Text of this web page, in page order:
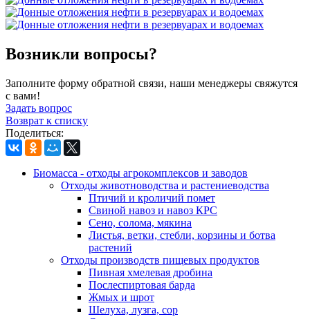
Возникли вопросы?
Заполните форму обратной связи, наши менеджеры свяжутся
с вами!
Задать вопрос
Возврат к списку
Поделиться:
Биомасса - отходы агрокомплексов и заводов
Отходы животноводства и растениеводства
Птичий и кроличий помет
Свиной навоз и навоз КРС
Сено, солома, мякина
Листья, ветки, стебли, корзины и ботва
растений
Отходы производств пищевых продуктов
Пивная хмелевая дробина
Послеспиртовая барда
Жмых и шрот
Шелуха, лузга, сор